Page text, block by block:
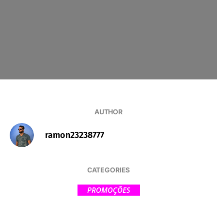
AUTHOR
ramon23238777
CATEGORIES
PROMOÇÕES